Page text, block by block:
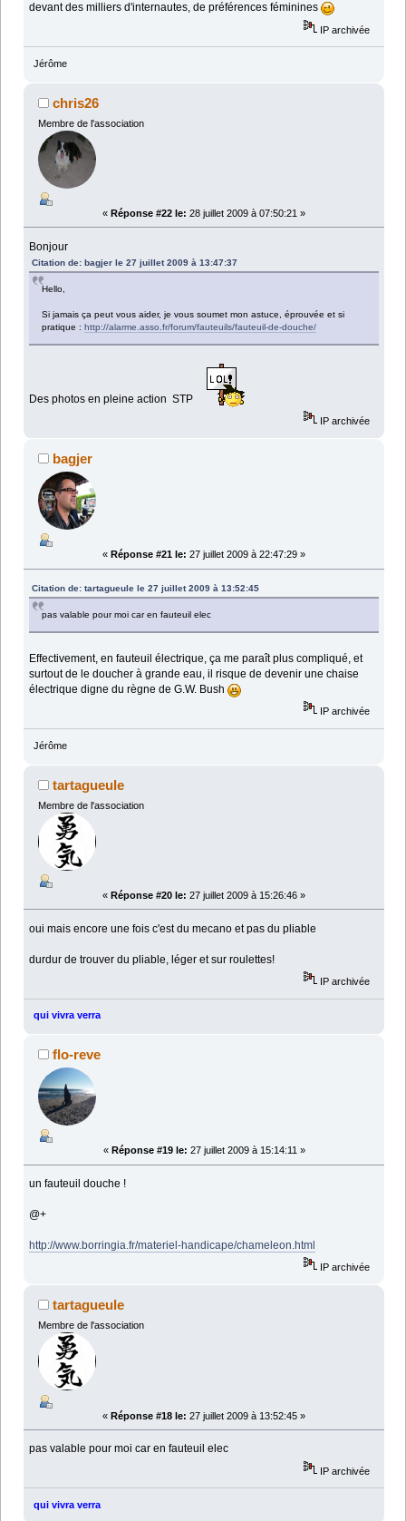
devant des milliers d'internautes, de préférences féminines
IP archivée
Jérôme
chris26
Membre de l'association
« Réponse #22 le: 28 juillet 2009 à 07:50:21 »
Bonjour
Citation de: bagjer le 27 juillet 2009 à 13:47:37
Hello,
Si jamais ça peut vous aider, je vous soumet mon astuce, éprouvée et si
pratique :http://alarme.asso.fr/forum/fauteuils/fauteuil-de-douche/
Des photos en pleine action STP
IP archivée
bagjer
« Réponse #21 le: 27 juillet 2009 à 22:47:29 »
Citation de: tartagueule le 27 juillet 2009 à 13:52:45
pas valable pour moi car en fauteuil elec
Effectivement, en fauteuil électrique, ça me paraît plus compliqué, et
surtout de le doucher à grande eau, il risque de devenir une chaise
électrique digne du règne de G.W. Bush
IP archivée
Jérôme
tartagueule
Membre de l'association
« Réponse #20 le: 27 juillet 2009 à 15:26:46 »
oui mais encore une fois c'est du mecano et pas du pliable
durdur de trouver du pliable, léger et sur roulettes!
IP archivée
qui vivra verra
flo-reve
« Réponse #19 le: 27 juillet 2009 à 15:14:11 »
un fauteuil douche !
@+
http://www.borringia.fr/materiel-handicape/chameleon.html
IP archivée
tartagueule
Membre de l'association
« Réponse #18 le: 27 juillet 2009 à 13:52:45 »
pas valable pour moi car en fauteuil elec
IP archivée
qui vivra verra